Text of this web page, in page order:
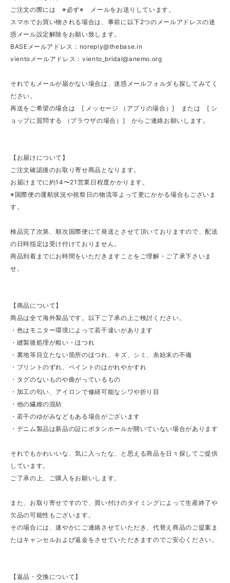
ご注文の際には ※必ず※ メールをお送りしています。
スマホでお買い物される場合は、事前に以下2つのメールアドレスの迷
惑メール設定解除をお願い致します。
BASEメールアドレス： noreply@thebase.in
vientoメールアドレス： viento_bridal@anemo.org
それでもメールが届かない場合は、迷惑メールフォルダも探してみてく
ださい。
再送をご希望の場合は [ メッセージ （アプリの場合）] または [ シ
ョップに質問する （ブラウザの場合）] からご連絡お願いします。
【お届けについて】
ご注文確認後のお取り寄せ商品となります。
お届けまでに約14〜21営業日程度かかります。
※国際便の運航状況や祝祭日の物流等よって更にかかる場合もございま
す。
検品完了次第、順次国際便にて発送とさせて頂いておりますので、配送
の日時指定は受け付けておりません。
商品到着までにお時間をいただきますことをご理解・ご了承下さいま
せ。
【商品について】
商品は全て海外製品です。以下ご了承の上ご検討ください。
・色はモニター環境によって若干違いがあります
・縫製後処理が粗い・ほつれ
・裏地等目立たない箇所のほつれ、キズ、シミ、糸始末の不備
・プリントのずれ、ペイントのはがれやかすれ
・タグのないものや曲がっているもの
・加工の匂い、アイロンで修繕可能なシワや折り目
・他の繊維の混紡
・若干のゆがみなどもある場合がございます
・デニム製品は新品の証にボタンホールが開いていない場合があります
それでもかわいいな、気に入ったな、と思える商品を日々探してご提供
しています。
ご了承の上、ご購入をお願いします。
また、お取り寄せですので、買い付けのタイミングによって生産終了や
欠品の可能性もございます。
その場合には、速やかにご連絡させていただき、代替え商品のご提案ま
たはキャンセルおよび返金をさせていただきますのでご安心ください。
【返品・交換について】